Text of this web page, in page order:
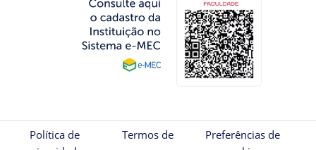
Política de
Termos de
Preferências de